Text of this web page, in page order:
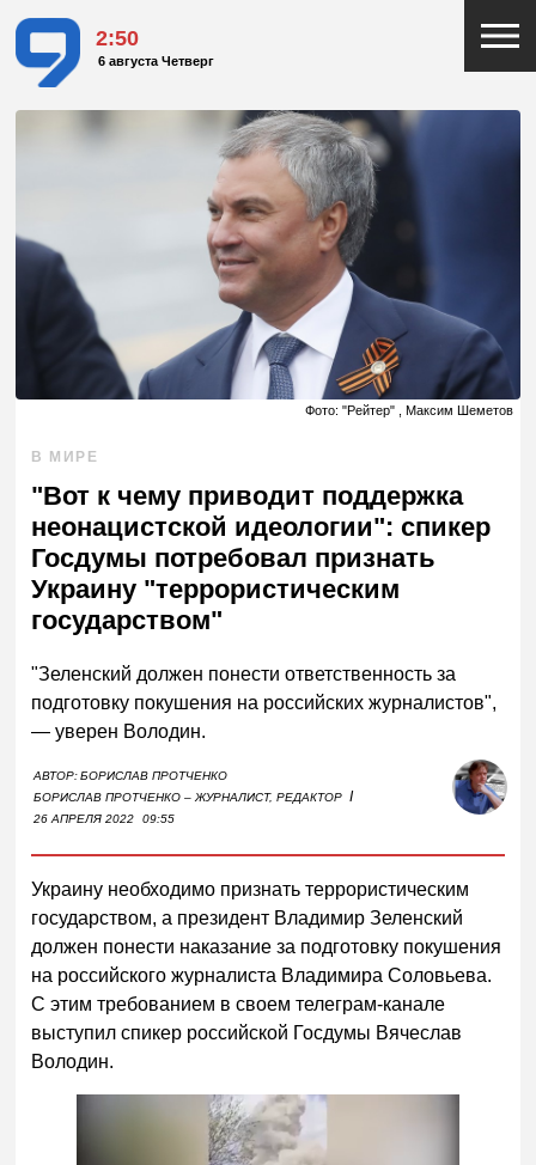
2:50
6 августа Четверг
Фото: "Рейтер" , Максим Шеметов
В МИРЕ
"Вот к чему приводит поддержка
неонацистской идеологии": спикер
Госдумы потребовал признать
Украину "террористическим
государством"
"Зеленский должен понести ответственность за
подготовку покушения на российских журналистов",
— уверен Володин.
АВТОР:БОРИСЛАВ ПРОТЧЕНКО
БОРИСЛАВ ПРОТЧЕНКО – ЖУРНАЛИСТ, РЕДАКТОР I
26 АПРЕЛЯ 2022 09:55
Украину необходимо признать террористическим
государством, а президент Владимир Зеленский
должен понести наказание за подготовку покушения
на российского журналиста Владимира Соловьева.
С этим требованием в своем телеграм-канале
выступил спикер российской Госдумы Вячеслав
Володин.